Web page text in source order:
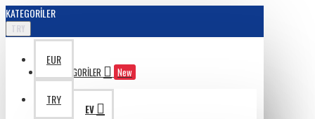
KATEGORILER
TRY
EUR
TRY
KATAGORILER New
EV